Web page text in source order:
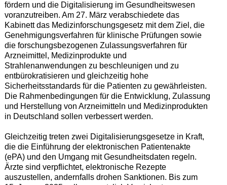
fördern und die Digitalisierung im Gesundheitswesen
voranzutreiben. Am 27. März verabschiedete das
Kabinett das Medizinforschungsgesetz mit dem Ziel, die
Genehmigungsverfahren für klinische Prüfungen sowie
die forschungsbezogenen Zulassungsverfahren für
Arzneimittel, Medizinprodukte und
Strahlenanwendungen zu beschleunigen und zu
entbürokratisieren und gleichzeitig hohe
Sicherheitsstandards für die Patienten zu gewährleisten.
Die Rahmenbedingungen für die Entwicklung, Zulassung
und Herstellung von Arzneimitteln und Medizinprodukten
in Deutschland sollen verbessert werden.
Gleichzeitig treten zwei Digitalisierungsgesetze in Kraft,
die die Einführung der elektronischen Patientenakte
(ePA) und den Umgang mit Gesundheitsdaten regeln.
Ärzte sind verpflichtet, elektronische Rezepte
auszustellen, andernfalls drohen Sanktionen. Bis zum